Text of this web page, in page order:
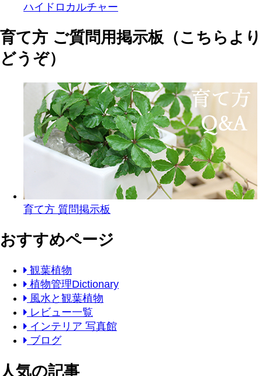
ハイドロカルチャー
育て方 ご質問用掲示板（こちらより
どうぞ）
育て方 質問掲示板
おすすめページ
観葉植物
植物管理Dictionary
風水と観葉植物
レビュー一覧
インテリア 写真館
ブログ
人気の記事